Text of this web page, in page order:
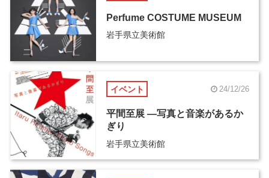
Perfume COSTUME MUSEUM
岩手県立美術館
イベント 24/12/26
平間至展 ―写真と音楽があるか
ぎり
岩手県立美術館